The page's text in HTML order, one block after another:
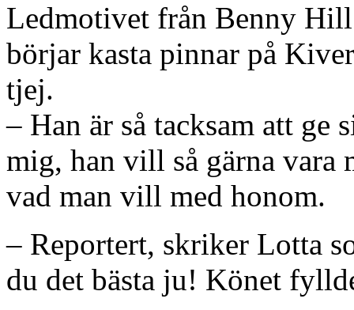
Ledmotivet från Benny
börjar kasta pinnar på
tjej.
– Han är så tacksam att
mig, han vill så gärna vara
vad man vill med honom.
– Reportert, skriker Lotta
du det bästa ju! Könet